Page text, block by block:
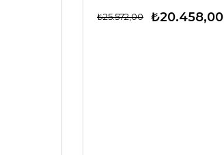
₺20.458,00
₺25.572,00